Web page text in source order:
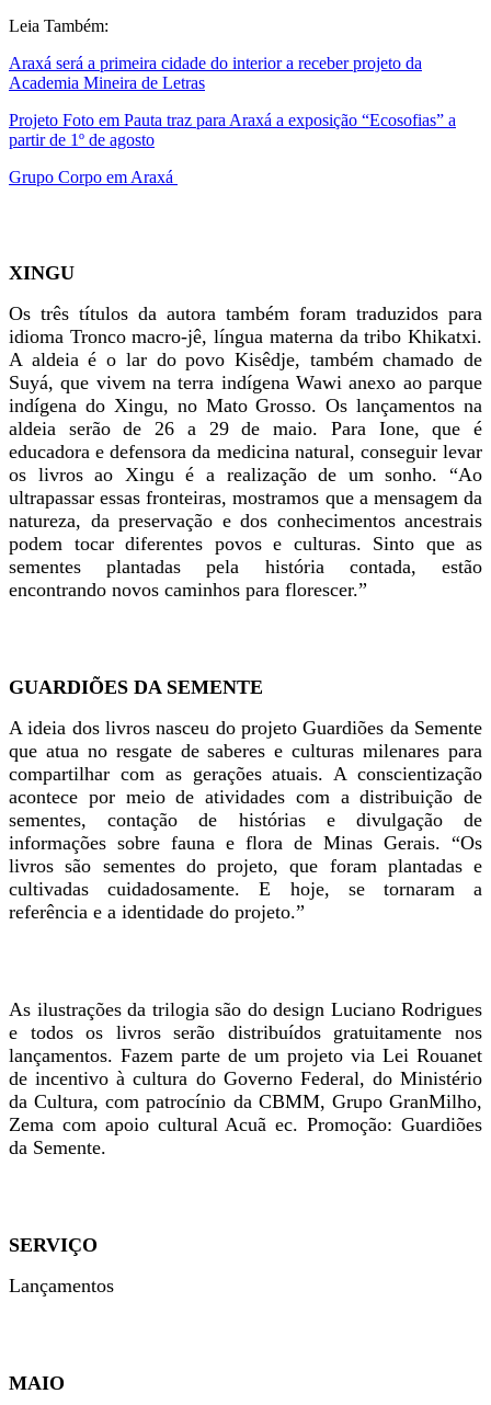
Leia Também:
Araxá será a primeira cidade do interior a receber projeto da
Academia Mineira de Letras
Projeto Foto em Pauta traz para Araxá a exposição “Ecosofias” a
partir de 1º de agosto
Grupo Corpo em Araxá
XINGU
Os três títulos da autora também foram traduzidos para
idioma Tronco macro-jê, língua materna da tribo Khikatxi.
A aldeia é o lar do povo Kisêdje, também chamado de
Suyá, que vivem na terra indígena Wawi anexo ao parque
indígena do Xingu, no Mato Grosso. Os lançamentos na
aldeia serão de 26 a 29 de maio. Para Ione, que é
educadora e defensora da medicina natural, conseguir levar
os livros ao Xingu é a realização de um sonho. “Ao
ultrapassar essas fronteiras, mostramos que a mensagem da
natureza, da preservação e dos conhecimentos ancestrais
podem tocar diferentes povos e culturas. Sinto que as
sementes plantadas pela história contada, estão
encontrando novos caminhos para florescer.”
GUARDIÕES DA SEMENTE
A ideia dos livros nasceu do projeto Guardiões da Semente
que atua no resgate de saberes e culturas milenares para
compartilhar com as gerações atuais. A conscientização
acontece por meio de atividades com a distribuição de
sementes, contação de histórias e divulgação de
informações sobre fauna e flora de Minas Gerais. “Os
livros são sementes do projeto, que foram plantadas e
cultivadas cuidadosamente. E hoje, se tornaram a
referência e a identidade do projeto.”
As ilustrações da trilogia são do design Luciano Rodrigues
e todos os livros serão distribuídos gratuitamente nos
lançamentos. Fazem parte de um projeto via Lei Rouanet
de incentivo à cultura do Governo Federal, do Ministério
da Cultura, com patrocínio da CBMM, Grupo GranMilho,
Zema com apoio cultural Acuã ec. Promoção: Guardiões
da Semente.
SERVIÇO
Lançamentos
MAIO